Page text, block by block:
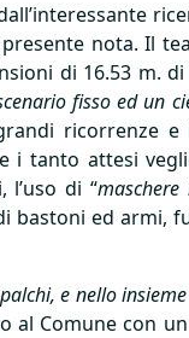
nota. Il
di 16.53 m.
fisso ed un
ricorrenze
i tanto attesi
di “
bastoni ed armi,
e nello
al Comune con